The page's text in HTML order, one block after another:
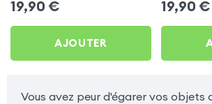
19,90 €
AJOUTER
19,90 €
Vous avez peur d'égarer vos objets